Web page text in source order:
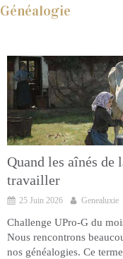
Généalogie
Quand les aînés de
travailler
25 Juin 2026 Genealuxie
Challenge UPro-G du
Nous rencontrons
nos généalogies. Ce